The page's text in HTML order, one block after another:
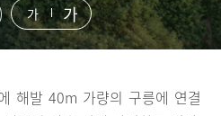
가 가
해발 40m 가량의 구릉에 연결